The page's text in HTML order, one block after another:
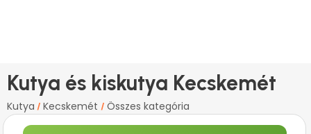
Kutya és kiskutya Kecskemét
Kutya / Kecskemét / Összes kategória